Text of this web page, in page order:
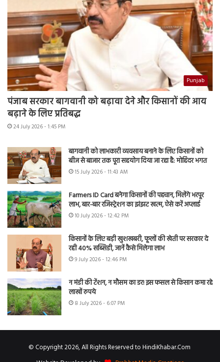
Punjab
पंजाब सरकार बागवानी को बढ़ावा देने और किसानों की आय
बढ़ाने के लिए प्रतिबद्ध
24 July 2026 - 1:45 PM
बागवानी को लाभकारी व्यवसाय बनाने के लिए किसानों को
बीज से बाजार तक पूरा सहयोग दिया जा रहा है: मोहिंदर भगत
15 July 2026 - 11:43 AM
Farmers ID Card बनेगा किसानों की पहचान, मिलेंगे भरपूर
लाभ, बार-बार रजिस्ट्रेशन का झंझट खत्म, ऐसे करें अप्लाई
10 July 2026 - 12:42 PM
किसानों के लिए बड़ी खुशखबरी, फूलों की खेती पर सरकार दे
रही 40% सब्सिडी, जानें कैसे मिलेगा लाभ
9 July 2026 - 12:46 PM
न मंडी की टेंशन, न मौसम का डर! इस फसल से किसान कमा रहे
लाखों रुपये
8 July 2026 - 6:07 PM
© Copyright 2026, All Rights Reserved to HindiKhabar.Com